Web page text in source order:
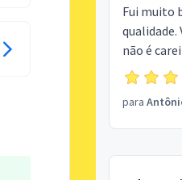
Fui muito
não é
para